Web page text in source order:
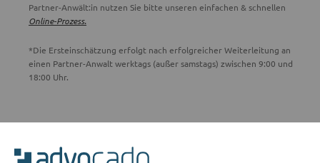
Partner-Anwält:in nutzen Sie bitte unseren einfachen & schnellen
Online-Prozess.
*Die Ersteinschätzung erfolgt nach erfolgreicher Weiterleitung an
einen Partner-Anwalt werktags (außer samstags) zwischen 9:00 und
18:00 Uhr.
Unser Serviceteam ist von 8:00 bis 17:00 Uhr für Sie erreichbar.